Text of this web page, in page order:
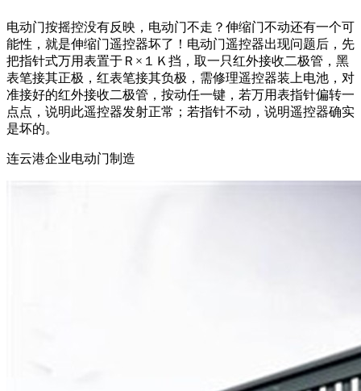
电动门按摇控没有反映，电动门不走？伸缩门不动还有一个可
能性，就是伸缩门遥控器坏了！电动门遥控器出现问题后，先
把指针式万用表置于Ｒ×１Ｋ挡，取一只红外接收二极管，黑
表笔接其正极，红表笔接其负极，需修理遥控器装上电池，对
准接好的红外接收二极管，按动任一键，若万用表指针偏转一
点点，说明此遥控器发射正常；若指针不动，说明遥控器确实
是坏的。
连云港企业电动门制造